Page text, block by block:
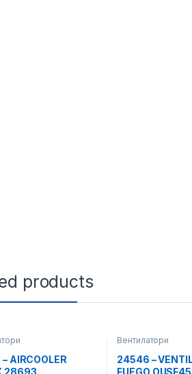
products
AIRCOOLER
28693
Вентилатори
24546 –
FUEGO